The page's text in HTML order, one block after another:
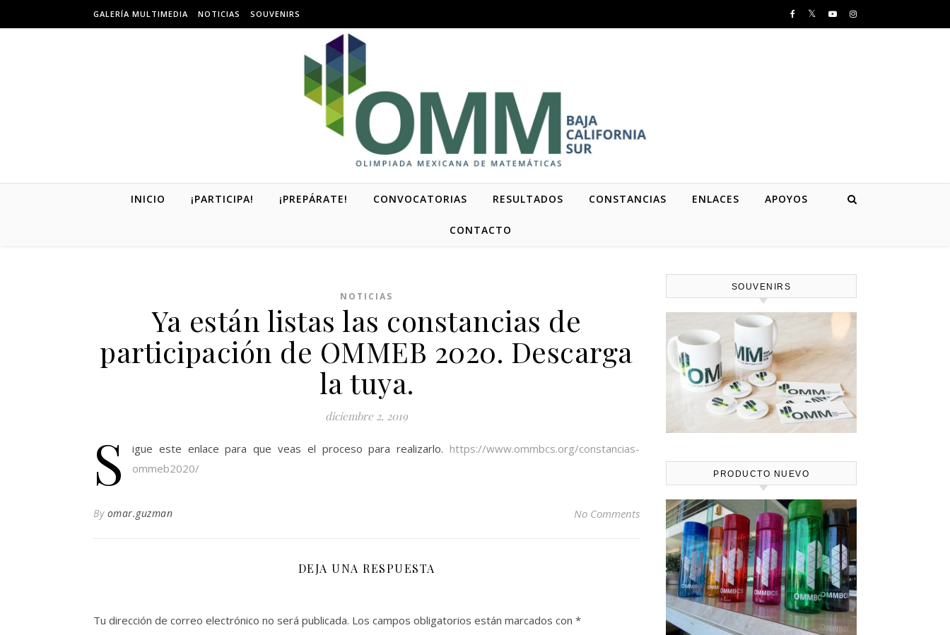
GALERÍA MULTIMEDIA NOTICIAS SOUVENIRS
INICIO ¡PARTICIPA! ¡PREPÁRATE! CONVOCATORIAS RESULTADOS CONSTANCIAS ENLACES APOYOS
CONTACTO
NOTICIAS
Ya están listas las constancias de
participación de OMMEB 2020. Descarga
la tuya.
diciembre 2, 2019
S igue este enlace para que veas el proceso para realizarlo. https://www.ommbcs.org/constancias-
ommeb2020/
By omar.guzman No Comments
DEJA UNA RESPUESTA
Tu dirección de correo electrónico no será publicada. Los campos obligatorios están marcados con *
SOUVENIRS
PRODUCTO NUEVO